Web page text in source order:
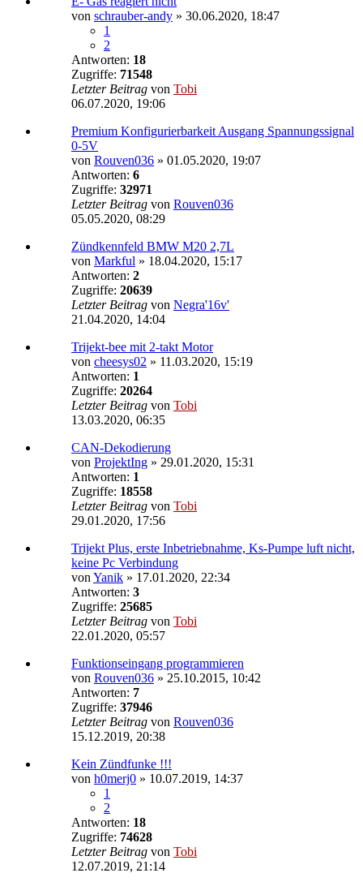
von schrauber-andy » 30.06.2020, 18:47
1
2
Antworten: 18
Zugriffe: 71548
Letzter Beitrag von Tobi
06.07.2020, 19:06
Premium Konfigurierbarkeit Ausgang Spannungssignal
0-5V
von Rouven036 » 01.05.2020, 19:07
Antworten: 6
Zugriffe: 32971
Letzter Beitrag von Rouven036
05.05.2020, 08:29
Zündkennfeld BMW M20 2,7L
von Markful » 18.04.2020, 15:17
Antworten: 2
Zugriffe: 20639
Letzter Beitrag von Negra'16v'
21.04.2020, 14:04
Trijekt-bee mit 2-takt Motor
von cheesys02 » 11.03.2020, 15:19
Antworten: 1
Zugriffe: 20264
Letzter Beitrag von Tobi
13.03.2020, 06:35
CAN-Dekodierung
von ProjektIng » 29.01.2020, 15:31
Antworten: 1
Zugriffe: 18558
Letzter Beitrag von Tobi
29.01.2020, 17:56
Trijekt Plus, erste Inbetriebnahme, Ks-Pumpe luft nicht,
keine Pc Verbindung
von Yanik » 17.01.2020, 22:34
Antworten: 3
Zugriffe: 25685
Letzter Beitrag von Tobi
22.01.2020, 05:57
Funktionseingang programmieren
von Rouven036 » 25.10.2015, 10:42
Antworten: 7
Zugriffe: 37946
Letzter Beitrag von Rouven036
15.12.2019, 20:38
Kein Zündfunke !!!
von h0merj0 » 10.07.2019, 14:37
1
2
Antworten: 18
Zugriffe: 74628
Letzter Beitrag von Tobi
12.07.2019, 21:14